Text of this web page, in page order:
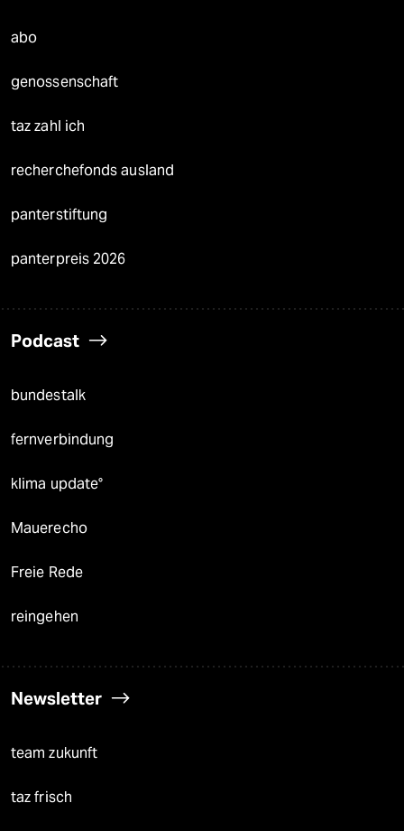
abo
genossenschaft
taz zahl ich
recherchefonds ausland
panterstiftung
panterpreis 2026
Podcast
bundestalk
fernverbindung
klima update°
Mauerecho
Freie Rede
reingehen
Newsletter
team zukunft
taz frisch